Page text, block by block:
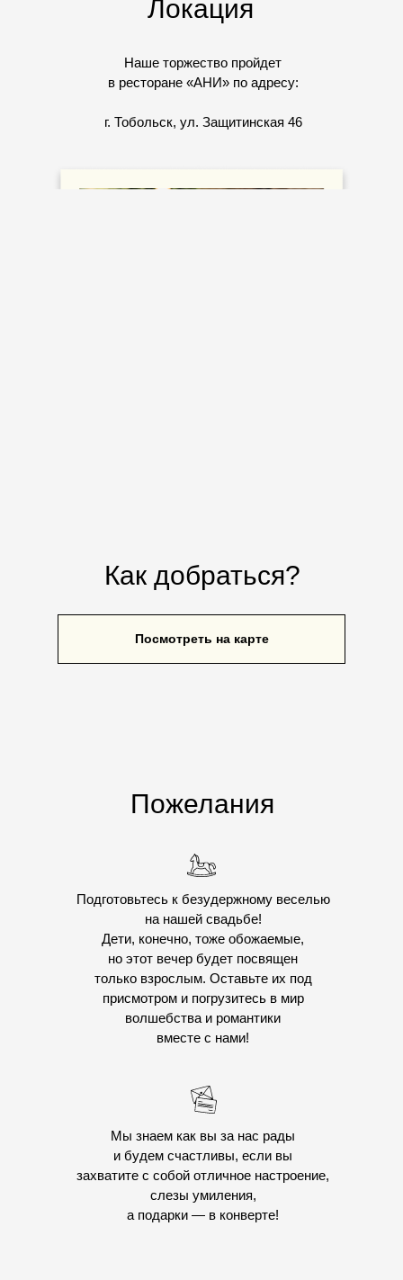
Локация
Наше торжество пройдет
в ресторане «АНИ» по адресу:
г. Тобольск, ул. Защитинская 46
Как добраться?
Пожелания
Подготовьтесь к безудержному веселью
на нашей свадьбе!
Дети, конечно, тоже обожаемые,
но этот вечер будет посвящен
только взрослым. Оставьте их под
присмотром и погрузитесь в мир
волшебства и романтики
вместе с нами!
Посмотреть на карте
Мы знаем как вы за нас рады
и будем счастливы, если вы
захватите с собой отличное настроение,
слезы умиления,
а подарки — в конверте!